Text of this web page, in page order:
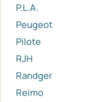
P.L.A.
Peugeot
Pilote
RJH
Randger
Reimo